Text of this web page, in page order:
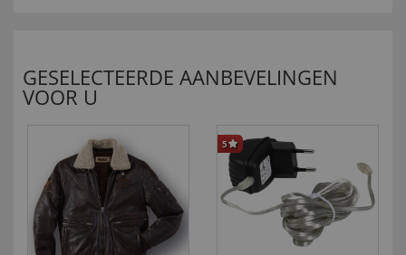
GESELECTEERDE AANBEVELINGEN
VOOR U
5